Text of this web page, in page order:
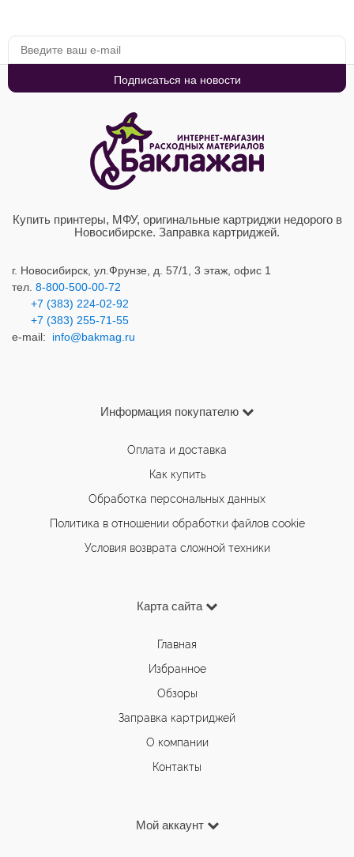
Купить принтеры, МФУ, оригинальные картриджи недорого в
Новосибирске. Заправка картриджей.
г. Новосибирск, ул.Фрунзе, д. 57/1, 3 этаж, офис 1
тел. 8-800-500-00-72
+7 (383) 224-02-92
+7 (383) 255-71-55
e-mail: info@bakmag.ru
Информация покупателю
Оплата и доставка
Как купить
Обработка персональных данных
Политика в отношении обработки файлов cookie
Условия возврата сложной техники
Карта сайта
Главная
Избранное
Обзоры
Заправка картриджей
О компании
Контакты
Мой аккаунт